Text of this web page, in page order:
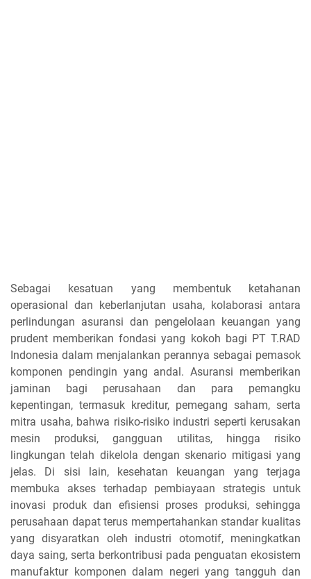
Sebagai kesatuan yang membentuk ketahanan
operasional dan keberlanjutan usaha, kolaborasi antara
perlindungan asuransi dan pengelolaan keuangan yang
prudent memberikan fondasi yang kokoh bagi PT T.RAD
Indonesia dalam menjalankan perannya sebagai pemasok
komponen pendingin yang andal. Asuransi memberikan
jaminan bagi perusahaan dan para pemangku
kepentingan, termasuk kreditur, pemegang saham, serta
mitra usaha, bahwa risiko-risiko industri seperti kerusakan
mesin produksi, gangguan utilitas, hingga risiko
lingkungan telah dikelola dengan skenario mitigasi yang
jelas. Di sisi lain, kesehatan keuangan yang terjaga
membuka akses terhadap pembiayaan strategis untuk
inovasi produk dan efisiensi proses produksi, sehingga
perusahaan dapat terus mempertahankan standar kualitas
yang disyaratkan oleh industri otomotif, meningkatkan
daya saing, serta berkontribusi pada penguatan ekosistem
manufaktur komponen dalam negeri yang tangguh dan